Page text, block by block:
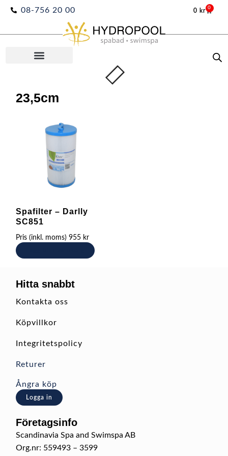
0 kr 0
08-756 20 00
23,5cm
Spafilter – Darlly
SC851
Pris (inkl. moms) 955 kr
Hitta snabbt
Kontakta oss
Köpvillkor
Integritetspolicy
Returer
Ångra köp
Logga in
Företagsinfo
Scandinavia Spa and Swimspa AB
Org.nr: 559493 – 3599